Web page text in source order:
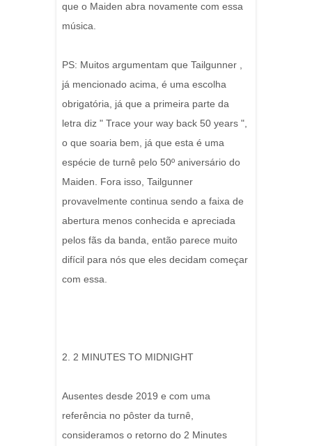
que o Maiden abra novamente com essa
música.
PS: Muitos argumentam que Tailgunner ,
já mencionado acima, é uma escolha
obrigatória, já que a primeira parte da
letra diz " Trace your way back 50 years ",
o que soaria bem, já que esta é uma
espécie de turnê pelo 50º aniversário do
Maiden. Fora isso, Tailgunner
provavelmente continua sendo a faixa de
abertura menos conhecida e apreciada
pelos fãs da banda, então parece muito
difícil para nós que eles decidam começar
com essa.
2. 2 MINUTES TO MIDNIGHT
Ausentes desde 2019 e com uma
referência no pôster da turnê,
consideramos o retorno do 2 Minutes